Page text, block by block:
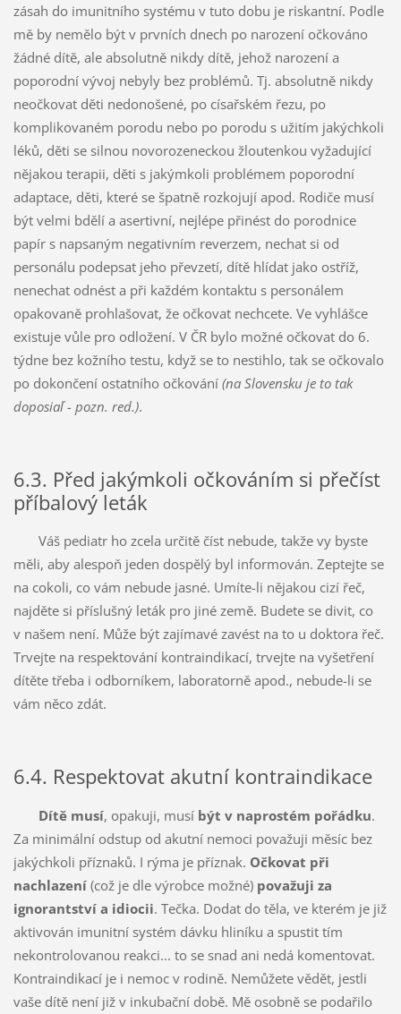
zásah do imunitního systému v tuto dobu je riskantní. Podle
mě by nemělo být v prvních dnech po narození očkováno
žádné dítě, ale absolutně nikdy dítě, jehož narození a
poporodní vývoj nebyly bez problémů. Tj. absolutně nikdy
neočkovat děti nedonošené, po císařském řezu, po
komplikovaném porodu nebo po porodu s užitím jakýchkoli
léků, děti se silnou novorozeneckou žloutenkou vyžadující
nějakou terapii, děti s jakýmkoli problémem poporodní
adaptace, děti, které se špatně rozkojují apod. Rodiče musí
být velmi bdělí a asertivní, nejlépe přinést do porodnice
papír s napsaným negativním reverzem, nechat si od
personálu podepsat jeho převzetí, dítě hlídat jako ostříž,
nenechat odnést a při každém kontaktu s personálem
opakovaně prohlašovat, že očkovat nechcete. Ve vyhlášce
existuje vůle pro odložení. V ČR bylo možné očkovat do 6.
týdne bez kožního testu, když se to nestihlo, tak se očkovalo
po dokončení ostatního očkování (na Slovensku je to tak
doposiaľ - pozn. red.).
6.3. Před jakýmkoli očkováním si přečíst
příbalový leták
Váš pediatr ho zcela určitě číst nebude, takže vy byste
měli, aby alespoň jeden dospělý byl informován. Zeptejte se
na cokoli, co vám nebude jasné. Umíte-li nějakou cizí řeč,
najděte si příslušný leták pro jiné země. Budete se divit, co
v našem není. Může být zajímavé zavést na to u doktora řeč.
Trvejte na respektování kontraindikací, trvejte na vyšetření
dítěte třeba i odborníkem, laboratorně apod., nebude-li se
vám něco zdát.
6.4. Respektovat akutní kontraindikace
Dítě musí, opakuji, musí být v naprostém pořádku.
Za minimální odstup od akutní nemoci považuji měsíc bez
jakýchkoli příznaků. I rýma je příznak. Očkovat při
nachlazení(což je dle výrobce možné) považuji za
ignorantství a idiocii. Tečka. Dodat do těla, ve kterém je již
aktivován imunitní systém dávku hliníku a spustit tím
nekontrolovanou reakci... to se snad ani nedá komentovat.
Kontraindikací je i nemoc v rodině. Nemůžete vědět, jestli
vaše dítě není již v inkubační době. Mě osobně se podařilo